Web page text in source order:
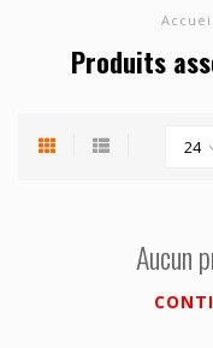
Accueil
Produits
Aucun